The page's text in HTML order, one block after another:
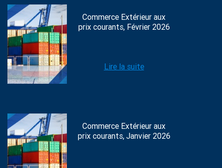
Commerce Extérieur aux
prix courants, Février 2026
Lire la suite
Commerce Extérieur aux
prix courants, Janvier 2026